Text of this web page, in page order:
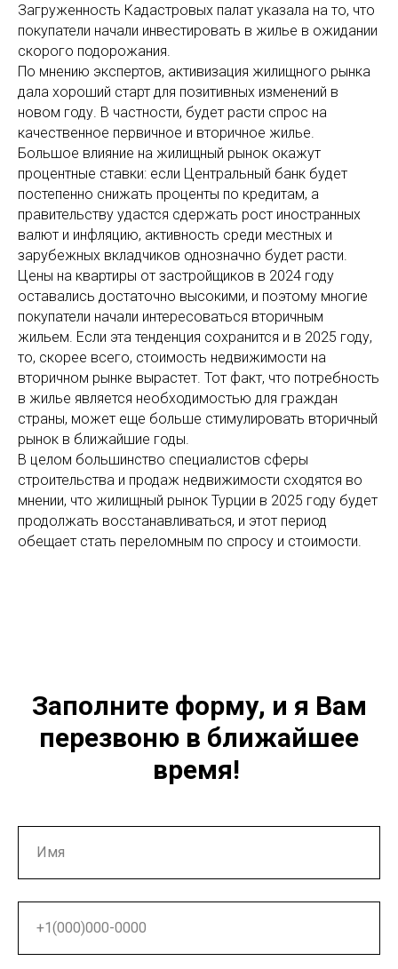
Загруженность Кадастровых палат указала на то, что
покупатели начали инвестировать в жилье в ожидании
скорого подорожания.
По мнению экспертов, активизация жилищного рынка
дала хороший старт для позитивных изменений в
новом году. В частности, будет расти спрос на
качественное первичное и вторичное жилье.
Большое влияние на жилищный рынок окажут
процентные ставки: если Центральный банк будет
постепенно снижать проценты по кредитам, а
правительству удастся сдержать рост иностранных
валют и инфляцию, активность среди местных и
зарубежных вкладчиков однозначно будет расти.
Цены на квартиры от застройщиков в 2024 году
оставались достаточно высокими, и поэтому многие
покупатели начали интересоваться вторичным
жильем. Если эта тенденция сохранится и в 2025 году,
то, скорее всего, стоимость недвижимости на
вторичном рынке вырастет. Тот факт, что потребность
в жилье является необходимостью для граждан
страны, может еще больше стимулировать вторичный
рынок в ближайшие годы.
В целом большинство специалистов сферы
строительства и продаж недвижимости сходятся во
мнении, что жилищный рынок Турции в 2025 году будет
продолжать восстанавливаться, и этот период
обещает стать переломным по спросу и стоимости.
Заполните форму, и я Вам
перезвоню в ближайшее
время!